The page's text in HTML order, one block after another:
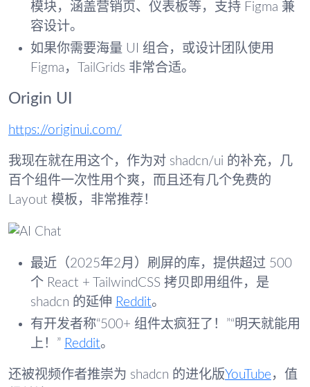
模块，涵盖营销页、仪表板等，支持 Figma 兼
容设计。
如果你需要海量 UI 组合，或设计团队使用
Figma，TailGrids 非常合适。
Origin UI
https://originui.com/
我现在就在用这个，作为对 shadcn/ui 的补充，几
百个组件一次性用个爽，而且还有几个免费的
Layout 模板，非常推荐！
最近（2025年2月）刷屏的库，提供超过 500
个 React + TailwindCSS 拷贝即用组件，是
shadcn 的延伸 Reddit。
有开发者称“500+ 组件太疯狂了！”“明天就能用
上！” Reddit。
还被视频作者推崇为 shadcn 的进化版YouTube ，值